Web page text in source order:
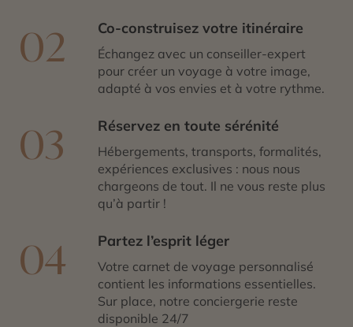
02 Co-construisez votre itinéraire
Échangez avec un conseiller-expert
pour créer un voyage à votre image,
adapté à vos envies et à votre rythme.
03 Réservez en toute sérénité
Hébergements, transports, formalités,
expériences exclusives : nous nous
chargeons de tout. Il ne vous reste plus
qu’à partir !
04 Partez l’esprit léger
Votre carnet de voyage personnalisé
contient les informations essentielles.
Sur place, notre conciergerie reste
disponible 24/7